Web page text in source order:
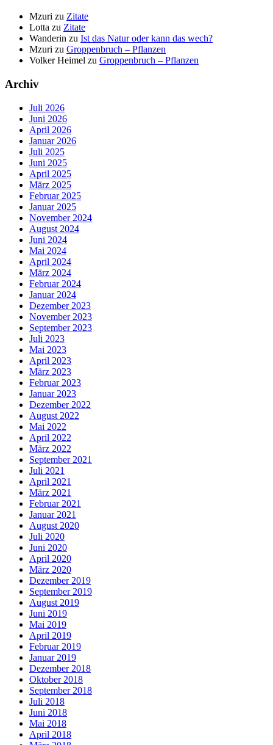
Mzuri zu Zitate
Lotta zu Zitate
Wanderin zu Ist das Natur oder kann das wech?
Mzuri zu Groppenbruch – Pflanzen
Volker Heimel zu Groppenbruch – Pflanzen
Archiv
Juli 2026
Juni 2026
April 2026
Januar 2026
Juli 2025
Juni 2025
April 2025
März 2025
Februar 2025
Januar 2025
November 2024
August 2024
Juni 2024
Mai 2024
April 2024
März 2024
Februar 2024
Januar 2024
Dezember 2023
November 2023
September 2023
Juli 2023
Mai 2023
April 2023
März 2023
Februar 2023
Januar 2023
Dezember 2022
August 2022
Mai 2022
April 2022
März 2022
September 2021
Juli 2021
April 2021
März 2021
Februar 2021
Januar 2021
August 2020
Juli 2020
Juni 2020
April 2020
März 2020
Dezember 2019
September 2019
August 2019
Juni 2019
Mai 2019
April 2019
Februar 2019
Januar 2019
Dezember 2018
Oktober 2018
September 2018
Juli 2018
Juni 2018
Mai 2018
April 2018